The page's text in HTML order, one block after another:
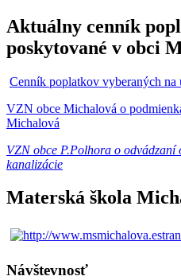
Aktuálny cenník
poskytované v obci
Cenník poplatkov vyberaných na
VZN obce Michalová o
Michalová
VZN obce P.Polhora o odvádzaní
kanalizácie
Materská škola
Návštevnosť